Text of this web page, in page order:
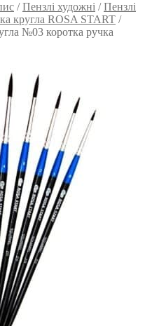
/Пензлі художні /Пензлі
кругла ROSA START /
№03 коротка ручка